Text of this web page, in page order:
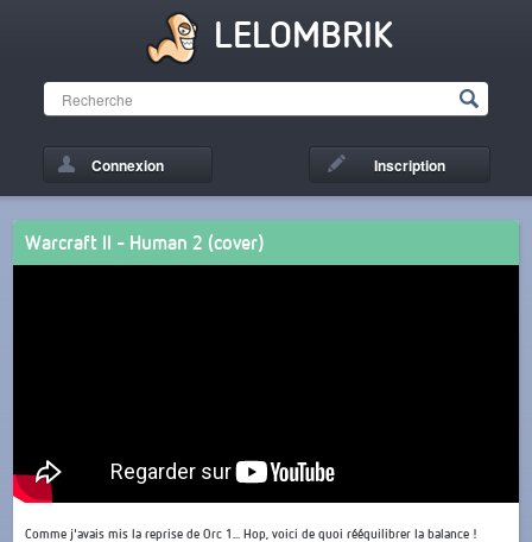
LELOMBRIK
Connexion Inscription
Warcraft II - Human 2 (cover)
Comme j'avais mis la reprise de Orc 1... Hop, voici de quoi rééquilibrer la balance !